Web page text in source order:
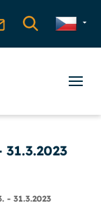
31.3.2023
- 31.3.2023